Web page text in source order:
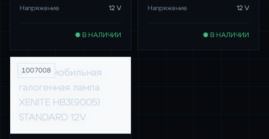
Напряжение
12 V
● В НАЛИЧИИ
Напряжение
12 V
● В НАЛИЧИИ
1007008